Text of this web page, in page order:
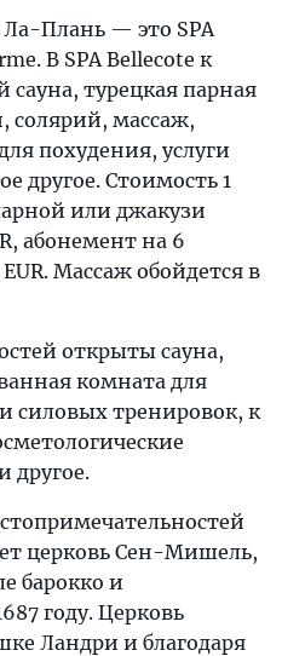
Ла-Плань — это SPA
В SPA Bellecote к
сауна, турецкая парная
солярий, массаж,
похудения, услуги
другое. Стоимость 1
или джакузи
абонемент на 6
Массаж обойдется в
открыты сауна,
комната для
силовых тренировок, к
другое.
церковь Сен-Мишель,
барокко и
году. Церковь
Ландри и благодаря